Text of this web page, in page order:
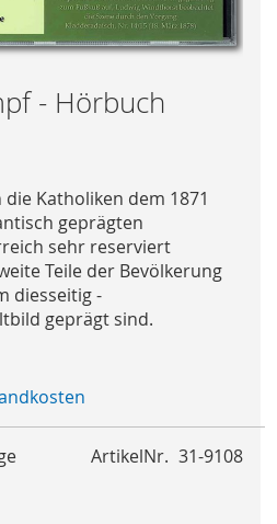
- Hörbuch
Katholiken dem 1871
geprägten
sehr reserviert
Teile der Bevölkerung
diesseitig -
geprägt sind.
ArtikelNr. 31-9108